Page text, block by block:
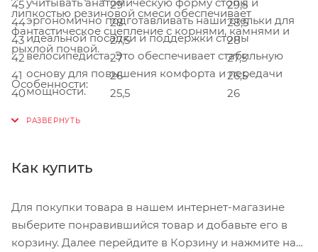
липкостью резиновой смеси обеспечивает
фантастическое сцепление с корнями, камнями и
рыхлой почвой.
Особенности:
Липучка + ремни анатомической посадки
Липкая резина
Состав верха: Легкий полиуретан - полиэстер
эргономично подготавливать наши стельки для
идеальной посадки и поддержки стопы
велосипедиста. Это обеспечивает стабильную
основу для повышения комфорта и передачи
мощности.
ANATOMIC CENTERING STRAP: Анатомический
выравнивает верхний ремешок по подъему
стопы. Низкопрофильная регулировка для ножек
с большим или меньшим объемом.
45 29
29,5
44
28
28,5
43
27,5
28
42
27
27,5
41
26
26,5
40
25,5 26
Как купить
Для покупки товара в нашем интернет-магазине
выберите понравившийся товар и добавьте его в
корзину. Далее перейдите в Корзину и нажмите на